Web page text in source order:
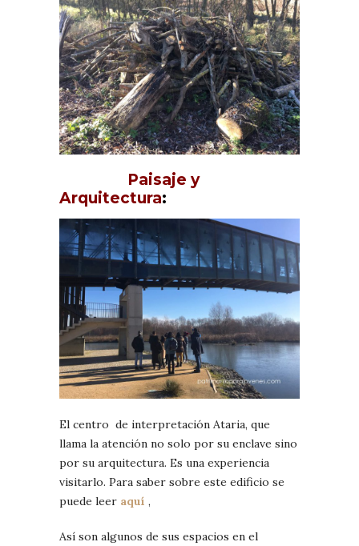
Paisaje y
Arquitectura:
El centro de interpretación Ataria, que
llama la atención no solo por su enclave sino
por su arquitectura. Es una experiencia
visitarlo. Para saber sobre este edificio se
puede leer aquí ,
Así son algunos de sus espacios en el